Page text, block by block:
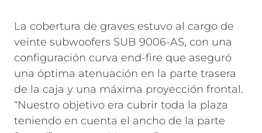
La cobertura de graves estuvo al cargo de
veinte subwoofers SUB 9006-AS, con una
configuración curva end-fire que aseguró
una óptima atenuación en la parte trasera
de la caja y una máxima proyección frontal.
“Nuestro objetivo era cubrir toda la plaza
teniendo en cuenta el ancho de la parte